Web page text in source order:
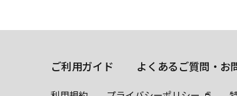
ご利用ガイド よくあるご質問・お